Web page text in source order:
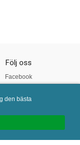
den bästa
Följ oss
Facebook
Twitter